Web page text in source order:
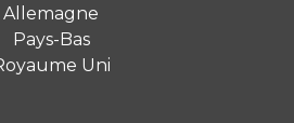
Allemagne
Pays-Bas
Uni